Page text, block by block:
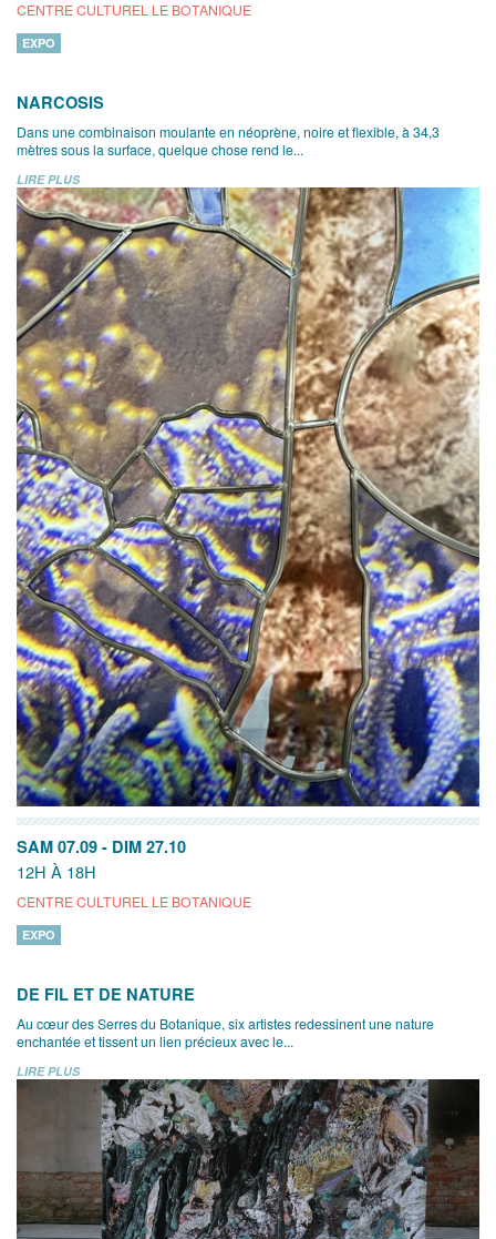
CENTRE CULTUREL LE BOTANIQUE
EXPO
NARCOSIS
Dans une combinaison moulante en néoprène, noire et flexible, à 34,3
mètres sous la surface, quelque chose rend le...
LIRE PLUS
SAM 07.09 - DIM 27.10
12H À 18H
CENTRE CULTUREL LE BOTANIQUE
EXPO
DE FIL ET DE NATURE
Au cœur des Serres du Botanique, six artistes redessinent une nature
enchantée et tissent un lien précieux avec le...
LIRE PLUS